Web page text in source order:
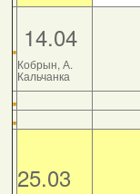
14.04
Кобрын, А.
Кальчанка
25.03